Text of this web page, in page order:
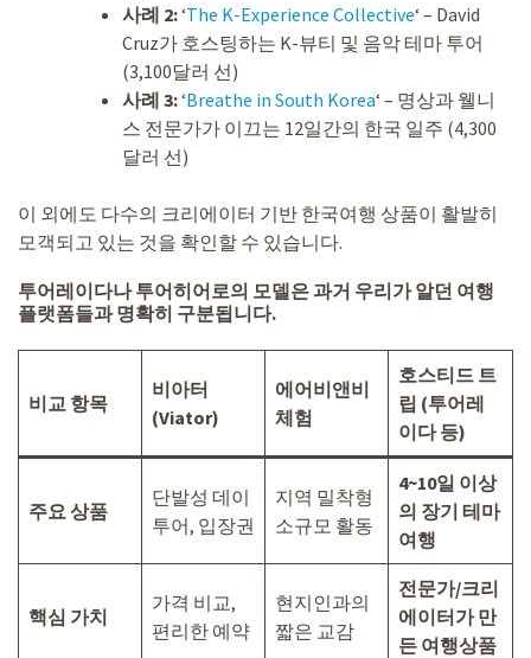
사례 2:‘The K-Experience Collective‘ – David
Cruz가 호스팅하는 K-뷰티 및 음악 테마 투어
(3,100달러 선)
사례 3:‘Breathe in South Korea‘ – 명상과 웰니
스 전문가가 이끄는 12일간의 한국 일주 (4,300
달러 선)
이 외에도 다수의 크리에이터 기반 한국여행 상품이 활발히
모객되고 있는 것을 확인할 수 있습니다.
투어레이다나 투어히어로의 모델은 과거 우리가 알던 여행
플랫폼들과 명확히 구분됩니다.
비교 항목
비아터
(Viator)
에어비앤비
체험
호스티드 트
립 (투어레
이다 등)
주요 상품
단발성 데이
투어, 입장권
지역 밀착형
소규모 활동
4~10일 이상
의 장기 테마
여행
핵심 가치
가격 비교,
편리한 예약
현지인과의
짧은 교감
전문가/크리
에이터가 만
든 여행상품